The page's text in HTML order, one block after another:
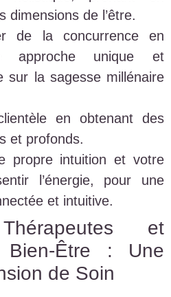
dimensions de l’être.
de la concurrence en
approche unique et
sur la sagesse millénaire
en obtenant des
et profonds.
propre intuition et votre
l’énergie, pour une
et intuitive.
et
Bien-Être : Une
de Soin